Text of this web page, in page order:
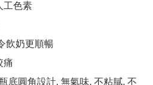
工色素
飲奶更順暢
痛
底圓角設計, 無氣味, 不粘膩, 不